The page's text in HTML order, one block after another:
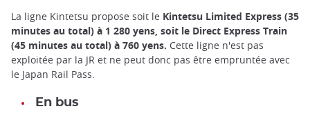
La ligne Kintetsu propose soit le Kintetsu Limited Express (35
minutes au total) à 1 280 yens, soit le Direct Express Train
(45 minutes au total) à 760 yens. Cette ligne n'est pas
exploitée par la JR et ne peut donc pas être empruntée avec
le Japan Rail Pass.
En bus